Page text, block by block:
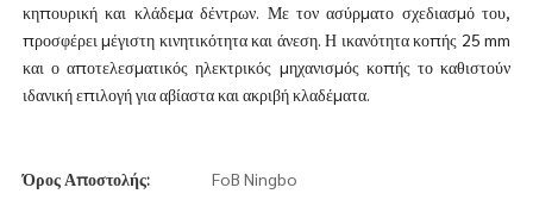
κηπουρική και κλάδεμα δέντρων. Με τον ασύρματο σχεδιασμό του,
προσφέρει μέγιστη κινητικότητα και άνεση. Η ικανότητα κοπής 25 mm
και ο αποτελεσματικός ηλεκτρικός μηχανισμός κοπής το καθιστούν
ιδανική επιλογή για αβίαστα και ακριβή κλαδέματα.
Όρος Αποστολής:
FoB Ningbo